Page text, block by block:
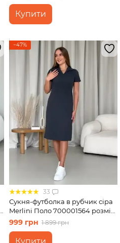
Купити
−47%
33
Сукня-футболка в рубчик сіра
Merlini Поло 700001564 розмір
L-XL
999 грн 1 899 грн